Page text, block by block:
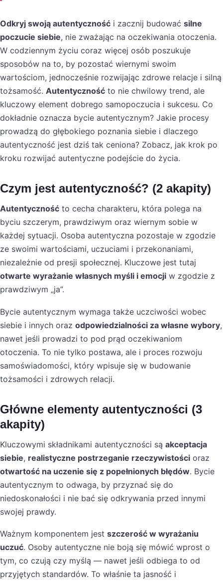
Odkryj swoją autentyczność i zacznij budować silne
poczucie siebie, nie zważając na oczekiwania otoczenia.
W codziennym życiu coraz więcej osób poszukuje
sposobów na to, by pozostać wiernymi swoim
wartościom, jednocześnie rozwijając zdrowe relacje i silną
tożsamość. Autentyczność to nie chwilowy trend, ale
kluczowy element dobrego samopoczucia i sukcesu. Co
dokładnie oznacza bycie autentycznym? Jakie procesy
prowadzą do głębokiego poznania siebie i dlaczego
autentyczność jest dziś tak ceniona? Zobacz, jak krok po
kroku rozwijać autentyczne podejście do życia.
Czym jest autentyczność? (2 akapity)
Autentyczność to cecha charakteru, która polega na
byciu szczerym, prawdziwym oraz wiernym sobie w
każdej sytuacji. Osoba autentyczna pozostaje w zgodzie
ze swoimi wartościami, uczuciami i przekonaniami,
niezależnie od presji społecznej. Kluczowe jest tutaj
otwarte wyrażanie własnych myśli i emocji w zgodzie z
prawdziwym „ja”.
Bycie autentycznym wymaga także uczciwości wobec
siebie i innych oraz odpowiedzialności za własne wybory,
nawet jeśli prowadzi to pod prąd oczekiwaniom
otoczenia. To nie tylko postawa, ale i proces rozwoju
samoświadomości, który wpisuje się w budowanie
tożsamości i zdrowych relacji.
Główne elementy autentyczności (3
akapity)
Kluczowymi składnikami autentyczności są akceptacja
siebie, realistyczne postrzeganie rzeczywistości oraz
otwartość na uczenie się z popełnionych błędów. Bycie
autentycznym to odwaga, by przyznać się do
niedoskonałości i nie bać się odkrywania przed innymi
swojej prawdy.
Ważnym komponentem jest szczerość w wyrażaniu
uczuć. Osoby autentyczne nie boją się mówić wprost o
tym, co czują czy myślą — nawet jeśli odbiega to od
przyjętych standardów. To właśnie ta jasność i